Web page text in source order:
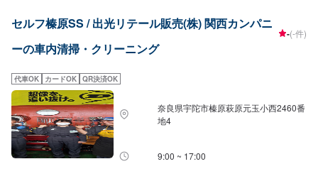
セルフ榛原SS / 出光リテール販売(株) 関西カンパニ
ーの車内清掃・クリーニング
-(-件)
代車OK カードOK QR決済OK
奈良県宇陀市榛原萩原元玉小西2460番
地4
9:00 ~ 17:00